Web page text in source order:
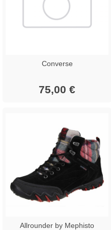
Converse
75,00 €
Allrounder by Mephisto